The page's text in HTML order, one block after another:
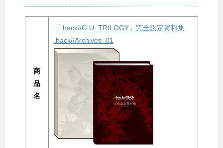
商
品
名
「.hack//G.U. TRILOGY」完全設定資料集
.hack//Archives_01